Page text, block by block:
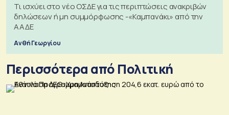
Τι ισχύει στο νέο ΟΣΔΕ για τις περιπτώσεις ανακριβών
δηλώσεων ή μη συμμόρφωσης -«Καμπανάκι» από την
ΑΑΔΕ
Ανθή Γεωργίου
Περισσότερα από Πολιτική